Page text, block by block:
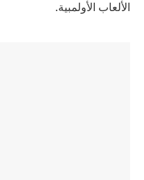
الألعاب الأولمبية.